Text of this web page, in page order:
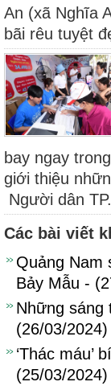
An (xã Nghĩa
bãi rêu tuyệt
bay ngay
giới thiệu
Người dân
Các bài viết
Quảng Nam
Bảy Mẫu -
Những sáng
(26/03/2024)
‘Thác
(25/03/2024)